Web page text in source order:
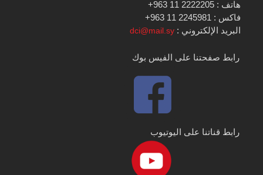
هاتف : 2222205 11 963+
فاكس : 2245981 11 963+
البريد الإلكتروني :dci@mail.sy
رابط صفحتنا على الفيس بوك
رابط قناتنا على اليوتيوب